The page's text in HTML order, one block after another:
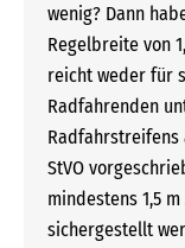
wenig? Dann
Regelbreite von
reicht weder für
Radfahrenden
StVO
mindestens 1,5
sichergestellt